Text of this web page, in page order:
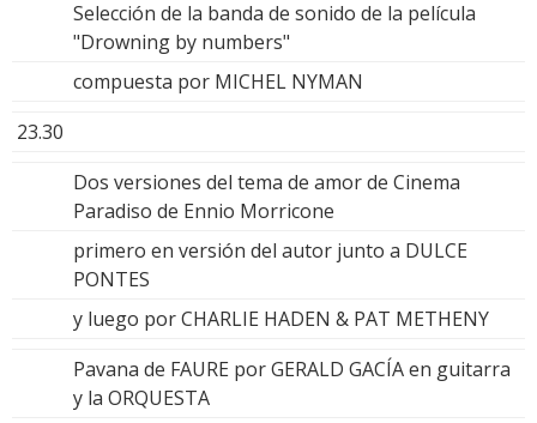
Selección de la banda de sonido de la película
"Drowning by numbers"
compuesta por MICHEL NYMAN
23.30
Dos versiones del tema de amor de Cinema
Paradiso de Ennio Morricone
primero en versión del autor junto a DULCE
PONTES
y luego por CHARLIE HADEN & PAT METHENY
Pavana de FAURE por GERALD GACÍA en guitarra
y la ORQUESTA